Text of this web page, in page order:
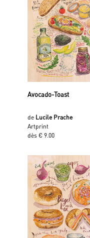
Avocado-Toast
de Lucile Prache
Artprint
dès € 9.00